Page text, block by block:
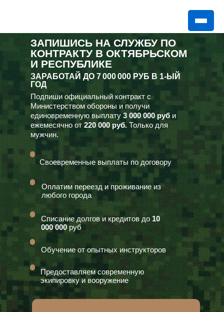
ЗАПИШИСЬ НА СЛУЖБУ ПО
КОНТРАКТУ В ОКТЯБРЬСКОМ
И РЕСПУБЛИКЕ
ЗАРАБОТАЙ ДО 7 000 000 РУБ В 1-ЫЙ
ГОД
Подпиши официальный контракт с
Министерством обороны и получи
единовременную выплату3 000 000 руб и
ежемесячно от 220 000 руб.Только для
мужчин.
Оплатим переезд и проживание из
любого города
Предоставляем современную
экипировку и вооружение
Списание долгов и кредитов до10
000 000руб
Обучение от опытных инструкторов
Своевременные выплаты по договору